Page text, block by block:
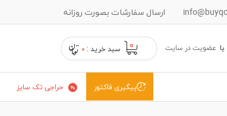
ارسال سفارشات بصورت روزانه
۰ سبد خرید : ۰ یا عضویت در سایت
حراجی تک سایز پیگیری فاکتور